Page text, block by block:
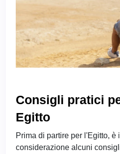
Consigli pratici
Egitto
Prima di partire per l'Egitto, è
considerazione alcuni